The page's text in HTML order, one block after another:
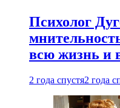
Психолог
всю жизнь и
2 года спустя2 года